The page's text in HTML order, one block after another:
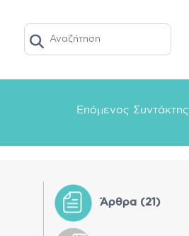
Επόμενος Συντάκτης
Άρθρα (21)